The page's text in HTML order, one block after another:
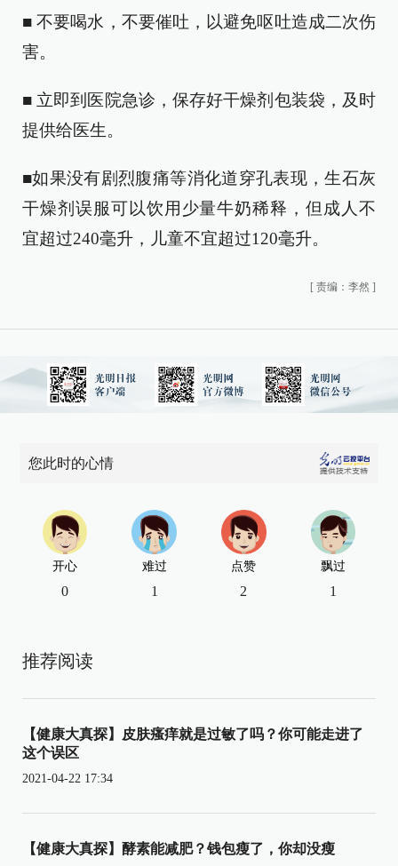
■ 不要喝水，不要催吐，以避免呕吐造成二次伤
害。
■ 立即到医院急诊，保存好干燥剂包装袋，及时
提供给医生。
■如果没有剧烈腹痛等消化道穿孔表现，生石灰
干燥剂误服可以饮用少量牛奶稀释，但成人不
宜超过240毫升，儿童不宜超过120毫升。
[ 责编：李然 ]
您此时的心情
开心
0
难过
1
点赞
2
飘过
1
推荐阅读
【健康大真探】皮肤瘙痒就是过敏了吗？你可能走进了
这个误区
2021-04-22 17:34
【健康大真探】酵素能减肥？钱包瘦了，你却没瘦